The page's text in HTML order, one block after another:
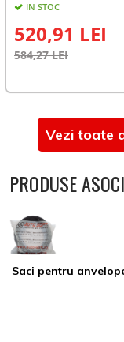
IN STOC
520,91 LEI
584,27 LEI
Vezi toate
PRODUSE
Saci pentru